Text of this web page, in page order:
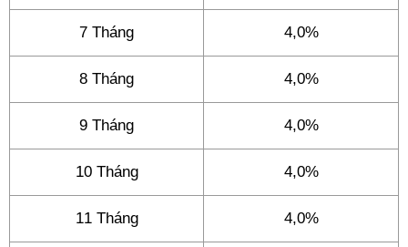
7 Tháng 4,0%
8 Tháng 4,0%
9 Tháng 4,0%
10 Tháng 4,0%
11 Tháng 4,0%